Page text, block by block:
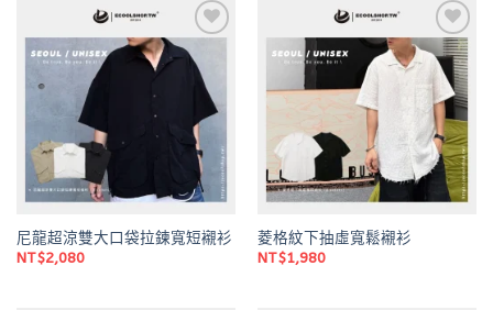
Add to
wishlist
尼龍超涼雙大口袋拉鍊寬短襯衫
NT$2,080
Add to
wishlist
菱格紋下抽虛寬鬆襯衫
NT$1,980